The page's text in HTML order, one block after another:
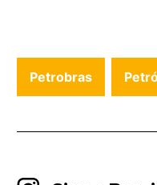
Petrobras